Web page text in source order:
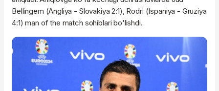
Bellingem (Angliya - Slovakiya 2:1), Rodri (Ispaniya - Gruziya
4:1) man of the match sohiblari bo'lishdi.